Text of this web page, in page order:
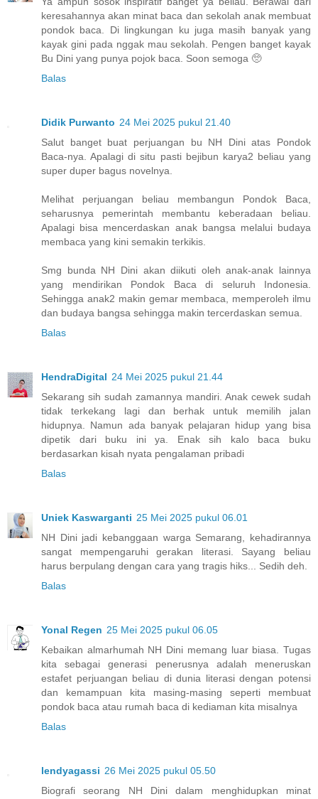
keresahannya akan minat baca dan sekolah anak membuat
pondok baca. Di lingkungan ku juga masih banyak yang
kayak gini pada nggak mau sekolah. Pengen banget kayak
Bu Dini yang punya pojok baca. Soon semoga 🥺
Balas
Didik Purwanto 24 Mei 2025 pukul 21.40
Salut banget buat perjuangan bu NH Dini atas Pondok
Baca-nya. Apalagi di situ pasti bejibun karya2 beliau yang
super duper bagus novelnya.
Melihat perjuangan beliau membangun Pondok Baca,
seharusnya pemerintah membantu keberadaan beliau.
Apalagi bisa mencerdaskan anak bangsa melalui budaya
membaca yang kini semakin terkikis.
Smg bunda NH Dini akan diikuti oleh anak-anak lainnya
yang mendirikan Pondok Baca di seluruh Indonesia.
Sehingga anak2 makin gemar membaca, memperoleh ilmu
dan budaya bangsa sehingga makin tercerdaskan semua.
Balas
HendraDigital 24 Mei 2025 pukul 21.44
Sekarang sih sudah zamannya mandiri. Anak cewek sudah
tidak terkekang lagi dan berhak untuk memilih jalan
hidupnya. Namun ada banyak pelajaran hidup yang bisa
dipetik dari buku ini ya. Enak sih kalo baca buku
berdasarkan kisah nyata pengalaman pribadi
Balas
Uniek Kaswarganti 25 Mei 2025 pukul 06.01
NH Dini jadi kebanggaan warga Semarang, kehadirannya
sangat mempengaruhi gerakan literasi. Sayang beliau
harus berpulang dengan cara yang tragis hiks... Sedih deh.
Balas
Yonal Regen 25 Mei 2025 pukul 06.05
Kebaikan almarhumah NH Dini memang luar biasa. Tugas
kita sebagai generasi penerusnya adalah meneruskan
estafet perjuangan beliau di dunia literasi dengan potensi
dan kemampuan kita masing-masing seperti membuat
pondok baca atau rumah baca di kediaman kita misalnya
Balas
lendyagassi 26 Mei 2025 pukul 05.50
Biografi seorang NH Dini dalam menghidupkan minat